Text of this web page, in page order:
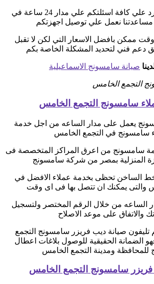
وفريق مخصص للرد علي كافة اسئلتكم علي مدار 24 ساعة في
نعمل علي توصيل اجهزتكم
ممكن بافضل الاسعار التي لكن لا تقبل
دعم فني لتحديد المشكلة الخاصة بكم
صيانة سامسونج الاسماعيلية
التجمع الخامس
سامسونج التجمع الخامس
يعمل على مدار الساعه من اجل خدمة
سامسونج في التجمع الخامس
سامسونج من اعرق المراكز المتخصصة فى
المنزلية بمصر من شركة سامسونج
الساخن تحظى بخدمة عملاء الافضل في
والتى يمكنك ان تتصل بها فى اى وقت
الساعه من خلال الرقم المختصر ولتسجيل
والاتفاق على موعد الاصلاح
تليفون صيانة ديب فريزر سامسونج التجمع
الضمانة الحقيقية للوصول بلاغات اعطال
ومدينة التجمع الخامس
سامسونج التجمع الخامس